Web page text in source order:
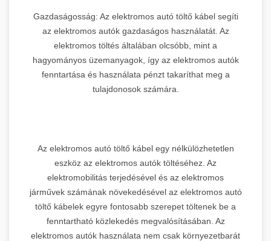
Gazdaságosság: Az elektromos autó töltő kábel segíti
az elektromos autók gazdaságos használatát. Az
elektromos töltés általában olcsóbb, mint a
hagyományos üzemanyagok, így az elektromos autók
fenntartása és használata pénzt takaríthat meg a
tulajdonosok számára.
Az elektromos autó töltő kábel egy nélkülözhetetlen
eszköz az elektromos autók töltéséhez. Az
elektromobilitás terjedésével és az elektromos
járművek számának növekedésével az elektromos autó
töltő kábelek egyre fontosabb szerepet töltenek be a
fenntartható közlekedés megvalósításában. Az
elektromos autók használata nem csak környezetbarát